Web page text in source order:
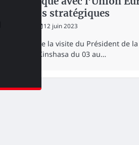
minerais stratégiques
12 juin 2023
A la suite de la visite du Président de
Macron à Kinshasa du 03 au…